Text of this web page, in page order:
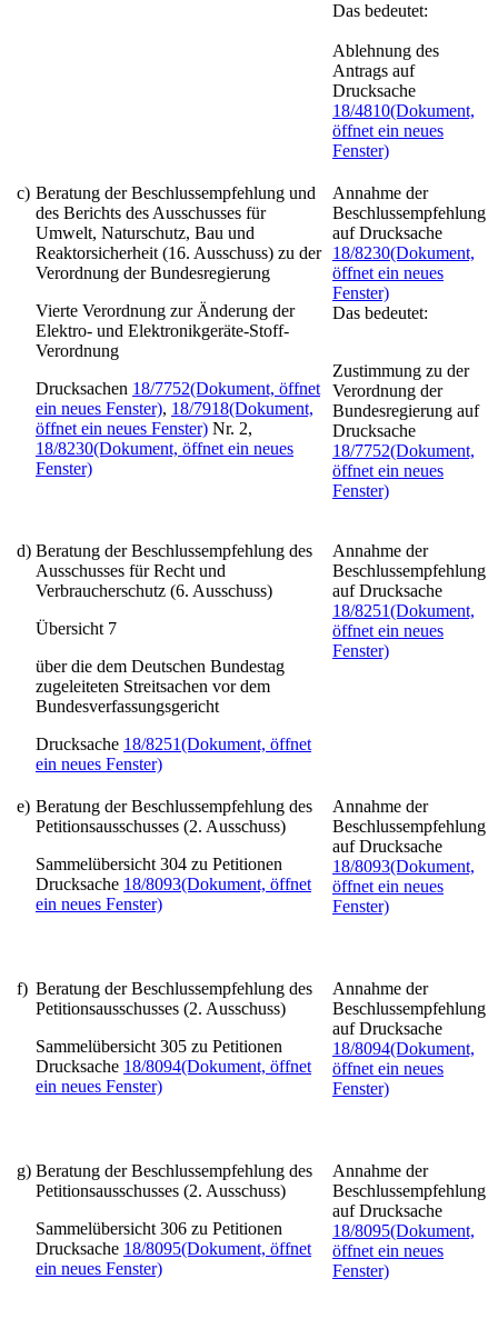
Das bedeutet:
Ablehnung des
Antrags auf
Drucksache
18/4810(Dokument,
öffnet ein neues
Fenster)
c) Beratung der Beschlussempfehlung und
des Berichts des Ausschusses für
Umwelt, Naturschutz, Bau und
Reaktorsicherheit (16. Ausschuss) zu der
Verordnung der Bundesregierung
Vierte Verordnung zur Änderung der
Elektro- und Elektronikgeräte-Stoff-
Verordnung
Drucksachen 18/7752(Dokument, öffnet
ein neues Fenster), 18/7918(Dokument,
öffnet ein neues Fenster) Nr. 2,
18/8230(Dokument, öffnet ein neues
Fenster)
Annahme der
Beschlussempfehlung
auf Drucksache
18/8230(Dokument,
öffnet ein neues
Fenster)
Das bedeutet:
Zustimmung zu der
Verordnung der
Bundesregierung auf
Drucksache
18/7752(Dokument,
öffnet ein neues
Fenster)
d) Beratung der Beschlussempfehlung des
Ausschusses für Recht und
Verbraucherschutz (6. Ausschuss)
Übersicht 7
über die dem Deutschen Bundestag
zugeleiteten Streitsachen vor dem
Bundesverfassungsgericht
Drucksache 18/8251(Dokument, öffnet
ein neues Fenster)
Annahme der
Beschlussempfehlung
auf Drucksache
18/8251(Dokument,
öffnet ein neues
Fenster)
e) Beratung der Beschlussempfehlung des
Petitionsausschusses (2. Ausschuss)
Sammelübersicht 304 zu Petitionen
Drucksache 18/8093(Dokument, öffnet
ein neues Fenster)
Annahme der
Beschlussempfehlung
auf Drucksache
18/8093(Dokument,
öffnet ein neues
Fenster)
f) Beratung der Beschlussempfehlung des
Petitionsausschusses (2. Ausschuss)
Sammelübersicht 305 zu Petitionen
Drucksache 18/8094(Dokument, öffnet
ein neues Fenster)
Annahme der
Beschlussempfehlung
auf Drucksache
18/8094(Dokument,
öffnet ein neues
Fenster)
g) Beratung der Beschlussempfehlung des
Petitionsausschusses (2. Ausschuss)
Sammelübersicht 306 zu Petitionen
Drucksache 18/8095(Dokument, öffnet
ein neues Fenster)
Annahme der
Beschlussempfehlung
auf Drucksache
18/8095(Dokument,
öffnet ein neues
Fenster)